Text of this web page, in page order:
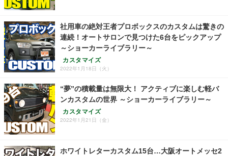
社用車の絶対王者プロボックスのカスタムは驚きの
連続！オートサロンで見つけた6台をピックアップ
～ショーカーライブラリー～
カスタマイズ
2022年1月18日（火）
“夢”の積載量は無限大！ アクティブに楽しむ軽バ
ンカスタムの世界 ～ショーカーライブラリー～
カスタマイズ
2022年1月21日（金）
ホワイトレターカスタム15台…大阪オートメッセ2